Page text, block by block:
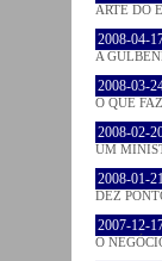
ARTE DO
2008-04-
A
2008-03-
O QUE
2008-02-
UM
2008-01-
DEZ
2007-12-
O